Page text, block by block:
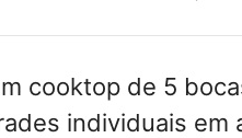
cooktop de 5
individuais em